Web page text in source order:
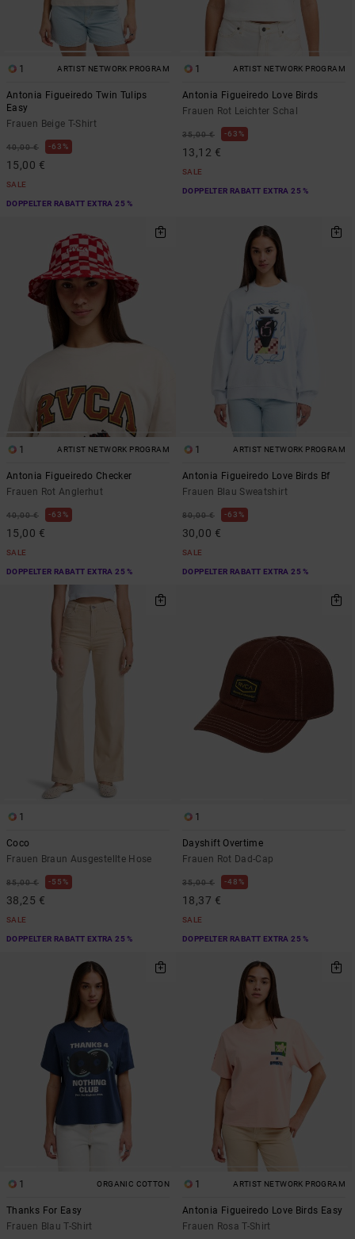
1 ARTIST NETWORK PROGRAM
Antonia Figueiredo Twin Tulips
Easy
Frauen Beige T-Shirt
40,00 € 63%
15,00 €
SALE
DOPPELTER RABATT EXTRA 25 %
1 ARTIST NETWORK PROGRAM
Antonia Figueiredo Love Birds
Frauen Rot Leichter Schal
35,00 € 63%
13,12 €
SALE
DOPPELTER RABATT EXTRA 25 %
1 ARTIST NETWORK PROGRAM
Antonia Figueiredo Checker
Frauen Rot Anglerhut
40,00 € 63%
15,00 €
SALE
DOPPELTER RABATT EXTRA 25 %
1 ARTIST NETWORK PROGRAM
Antonia Figueiredo Love Birds Bf
Frauen Blau Sweatshirt
80,00 € 63%
30,00 €
SALE
DOPPELTER RABATT EXTRA 25 %
1
Coco
Frauen Braun Ausgestellte Hose
85,00 € 55%
38,25 €
SALE
DOPPELTER RABATT EXTRA 25 %
1
Dayshift Overtime
Frauen Rot Dad-Cap
35,00 € 48%
18,37 €
SALE
DOPPELTER RABATT EXTRA 25 %
1 ORGANIC COTTON
Thanks For Easy
Frauen Blau T-Shirt
1 ARTIST NETWORK PROGRAM
Antonia Figueiredo Love Birds Easy
Frauen Rosa T-Shirt